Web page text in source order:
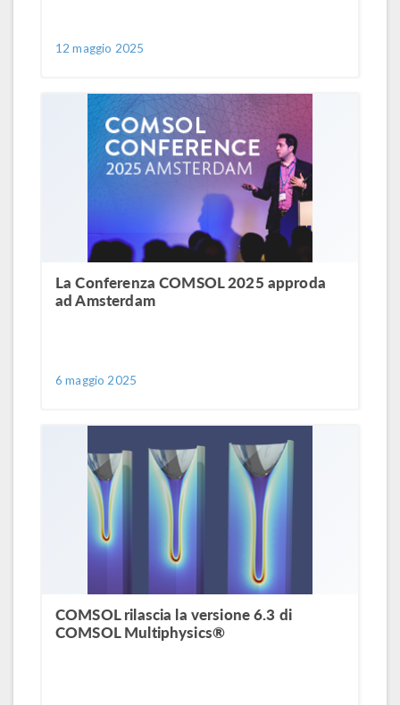
12 maggio 2025
La Conferenza COMSOL 2025 approda
ad Amsterdam
6 maggio 2025
COMSOL rilascia la versione 6.3 di
COMSOL Multiphysics®